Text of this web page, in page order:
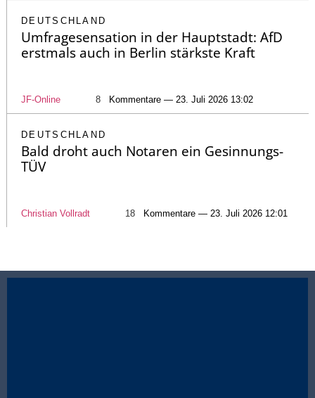
DEUTSCHLAND
Umfragesensation in der Hauptstadt: AfD
erstmals auch in Berlin stärkste Kraft
JF-Online 8 Kommentare — 23. Juli 2026 13:02
DEUTSCHLAND
Bald droht auch Notaren ein Gesinnungs-
TÜV
Christian Vollradt 18 Kommentare — 23. Juli 2026 12:01